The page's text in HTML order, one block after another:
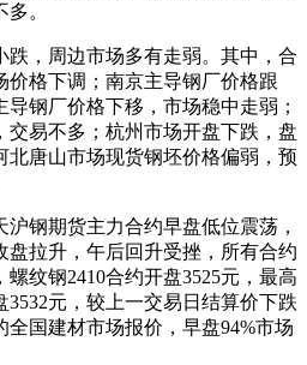
。
跌，周边市场多有走弱。其中，合
价格下调；南京主导钢厂价格跟
钢厂价格下移，市场稳中走弱；
交易不多；杭州市场开盘下跌，盘
北唐山市场现货钢坯价格偏弱，预
钢期货主力合约早盘低位震荡，
盘拉升，午后回升受挫，所有合约
纹钢2410合约开盘3525元，最高
3532元，较上一交易日结算价下跌
全国建材市场报价，早盘94%市场